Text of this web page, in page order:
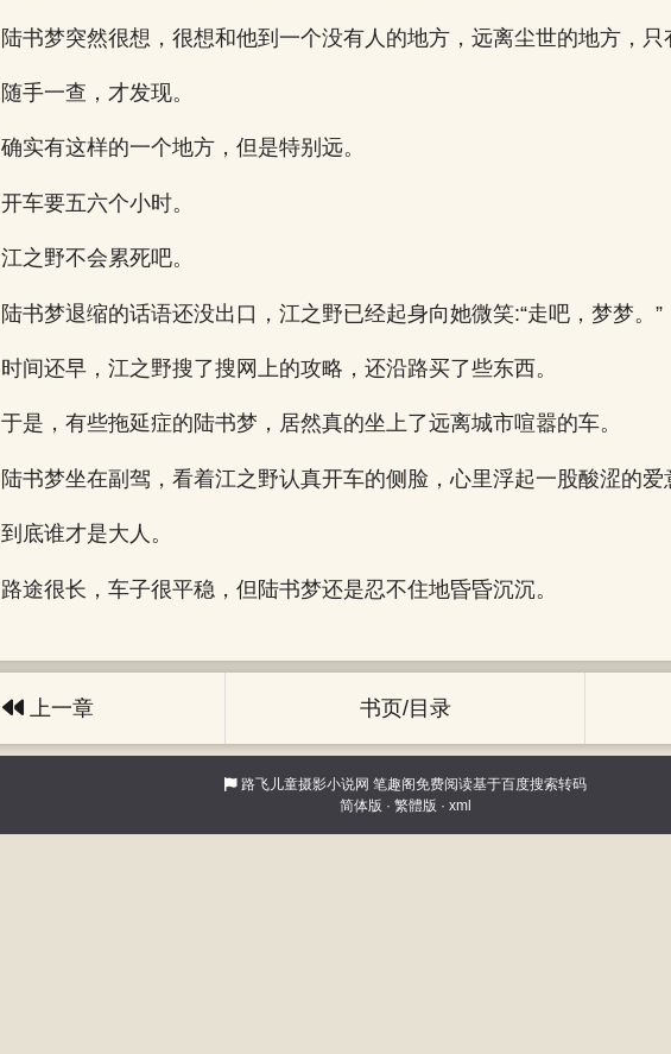
陆书梦突然很想，很想和他到一个没有人的地方，远离尘世的地方，
随手一查，才发现。
确实有这样的一个地方，但是特别远。
开车要五六个小时。
江之野不会累死吧。
陆书梦退缩的话语还没出口，江之野已经起身向她微笑:“走吧，梦梦。”
时间还早，江之野搜了搜网上的攻略，还沿路买了些东西。
于是，有些拖延症的陆书梦，居然真的坐上了远离城市喧嚣的车。
陆书梦坐在副驾，看着江之野认真开车的侧脸，心里浮起一股酸涩的爱
到底谁才是大人。
路途很长，车子很平稳，但陆书梦还是忍不住地昏昏沉沉。
上一章 书页/目录
路飞儿童摄影小说网 笔趣阁免费阅读基于百度搜索转码
简体版 · 繁體版 · xml